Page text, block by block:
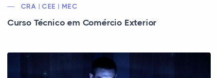
CRA | CEE | MEC
Curso Técnico em Comércio Exterior